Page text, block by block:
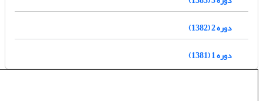
دوره 2 (1382)
دوره 1 (1381)